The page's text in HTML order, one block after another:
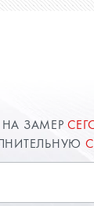
НА ЗАМЕР